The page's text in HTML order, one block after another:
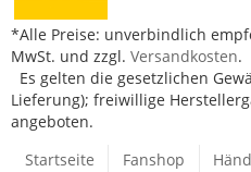
*Alle Preise: unverbindlich
MwSt. und zzgl. Versandkosten.
Es gelten die gesetzlichen
Lieferung); freiwillige
angeboten.
Startseite
Fanshop